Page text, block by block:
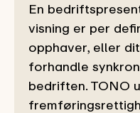
En
visning er per
opphaver, eller
forhandle
bedriften. TONO